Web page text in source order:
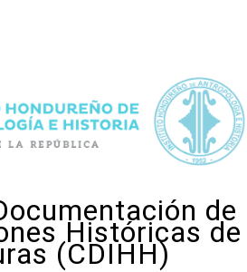
de
Históricas de
(CDIHH)